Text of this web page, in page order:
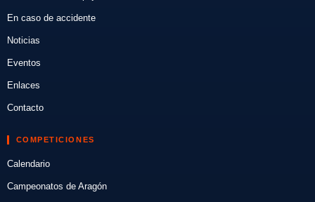
En caso de accidente
Noticias
Eventos
Enlaces
Contacto
COMPETICIONES
Calendario
Campeonatos de Aragón